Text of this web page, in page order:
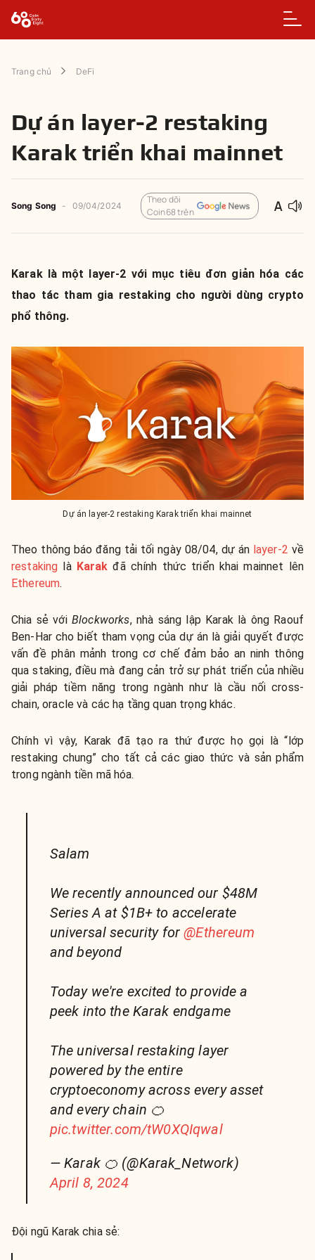
Trang chủ DeFi
Dự án layer-2 restaking
Karak triển khai mainnet
Song Song - 09/04/2024
Theo dõi
Coin68 trên
Karak là một layer-2 với mục tiêu đơn giản hóa các
thao tác tham gia restaking cho người dùng crypto
phổ thông.
Dự án layer-2 restaking Karak triển khai mainnet
Theo thông báo đăng tải tối ngày 08/04, dự án layer-2 về
restaking là Karak đã chính thức triển khai mainnet lên
Ethereum.
Chia sẻ vớiBlockworks, nhà sáng lập Karak là ông Raouf
Ben-Har cho biết tham vọng của dự án là giải quyết được
vấn đề phân mảnh trong cơ chế đảm bảo an ninh thông
qua staking, điều mà đang cản trở sự phát triển của nhiều
giải pháp tiềm năng trong ngành như là cầu nối cross-
chain, oracle và các hạ tầng quan trọng khác.
Chính vì vậy, Karak đã tạo ra thứ được họ gọi là “lớp
restaking chung” cho tất cả các giao thức và sản phẩm
trong ngành tiền mã hóa.
Salam
We recently announced our $48M
Series A at $1B+ to accelerate
universal security for@Ethereum
and beyond
Today we're excited to provide a
peek into the Karak endgame
The universal restaking layer
powered by the entire
cryptoeconomy across every asset
and every chain 🍊
pic.twitter.com/tW0XQIqwal
— Karak 🍊 (@Karak_Network)
April 8, 2024
Đội ngũ Karak chia sẻ: